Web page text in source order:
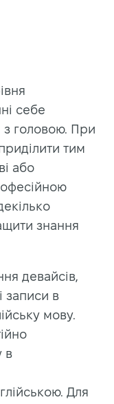
себе
з головою. При
тим
або
знання
девайсів,
записи в
мову.
в
Для